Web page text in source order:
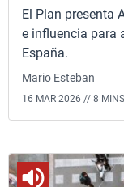
El Plan presenta
e influencia para
España.
Mario Esteban
16 MAR 2026 // 8